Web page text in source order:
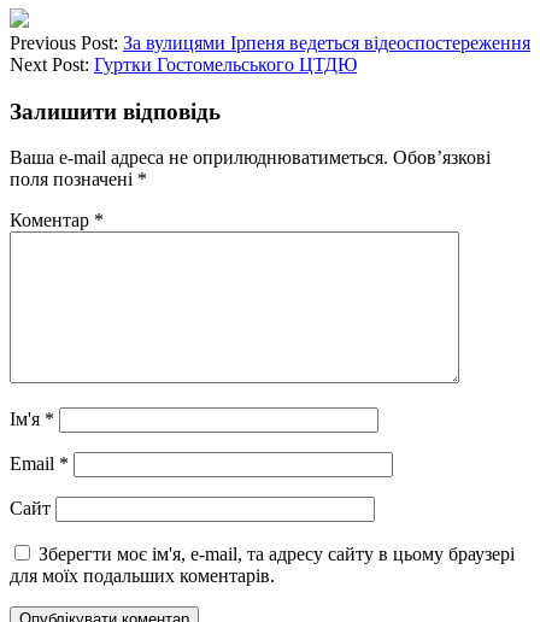
Previous Post: За вулицями Ірпеня ведеться відеоспостереження
Next Post: Гуртки Гостомельського ЦТДЮ
Залишити відповідь
Ваша e-mail адреса не оприлюднюватиметься. Обов’язкові
поля позначені *
Коментар *
Ім'я *
Email *
Сайт
Зберегти моє ім'я, e-mail, та адресу сайту в цьому браузері
для моїх подальших коментарів.